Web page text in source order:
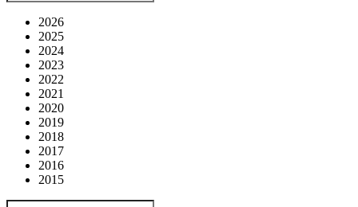
2026
2025
2024
2023
2022
2021
2020
2019
2018
2017
2016
2015